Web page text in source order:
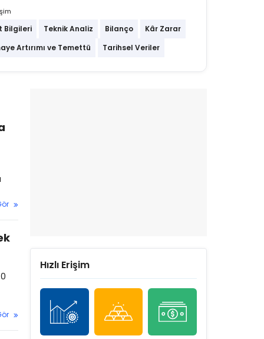
Bilgileri Teknik Analiz Bilanço
Kâr Zarar
Artırımı ve Temettü
Tarihsel Veriler
Hızlı Erişim